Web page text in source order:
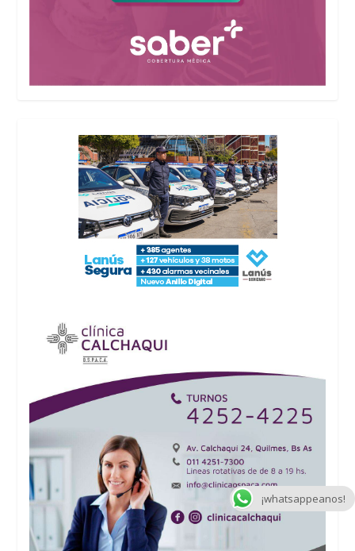
¡whatsappeanos!